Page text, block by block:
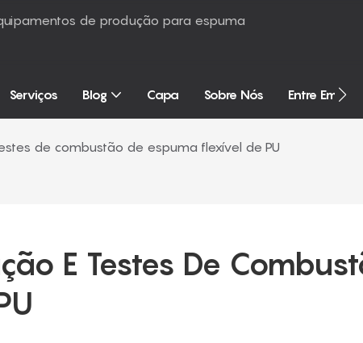
de produção para espuma
Serviços Blog Capa Sobre Nós Entre Em
de combustão de espuma flexível de PU
E Testes De